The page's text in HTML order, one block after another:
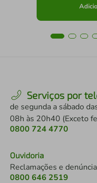
Serviços por
de segunda a sábado
08h às 20h40 (Exceto
0800 724 4770
Ouvidoria
Reclamações e
0800 646 2519